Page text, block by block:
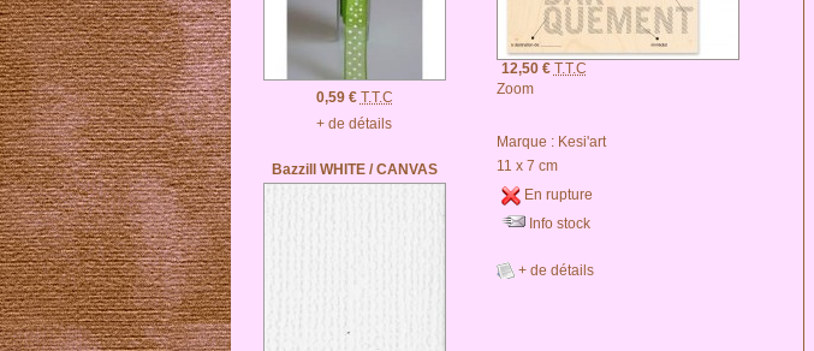
0,59 € T.T.C
+ de détails
Bazzill WHITE / CANVAS
12,50 € T.T.C
Zoom
Marque : Kesi'art
11 x 7 cm
En rupture
Info stock
+ de détails